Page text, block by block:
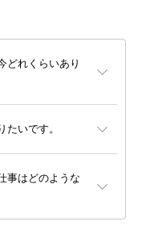
どれくらいあり
いです。
事はどのような